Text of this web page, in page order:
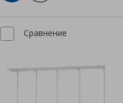
Сравнение